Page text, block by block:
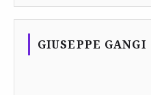
GIUSEPPE GANGI